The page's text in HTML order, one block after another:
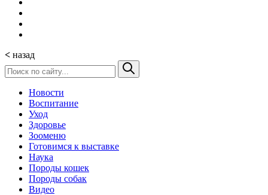
< назад
Новости
Воспитание
Уход
Здоровье
Зооменю
Готовимся к выставке
Наука
Породы кошек
Породы собак
Видео